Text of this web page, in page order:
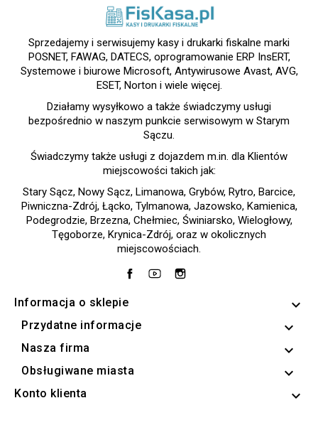
Sprzedajemy i serwisujemy kasy i drukarki fiskalne marki
POSNET, FAWAG, DATECS, oprogramowanie ERP InsERT,
Systemowe i biurowe Microsoft, Antywirusowe Avast, AVG,
ESET, Norton i wiele więcej.
Działamy wysyłkowo a także świadczymy usługi
bezpośrednio w naszym punkcie serwisowym w Starym
Sączu.
Świadczymy także usługi z dojazdem m.in. dla Klientów
miejscowości takich jak:
Stary Sącz, Nowy Sącz, Limanowa, Grybów, Rytro, Barcice,
Piwniczna-Zdrój, Łącko, Tylmanowa, Jazowsko, Kamienica,
Podegrodzie, Brzezna, Chełmiec, Świniarsko, Wielogłowy,
Tęgoborze, Krynica-Zdrój, oraz w okolicznych
miejscowościach.
FacebookYouTube
Informacja o sklepie keyboard_arrow_down
Przydatne informacje 
Nasza firma 
Obsługiwane miasta 
Konto klienta 